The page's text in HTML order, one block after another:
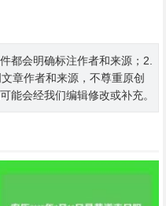
都会明确标注作者和来源；2.
章作者和来源，不尊重原创
能会经我们编辑修改或补充。